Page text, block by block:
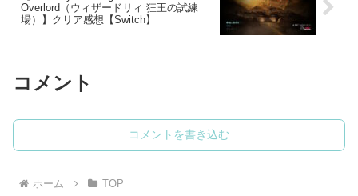
Overlord（ウィザードリィ 狂王の試練
場）】クリア感想【Switch】
コメント
コメントを書き込む
ホーム TOP